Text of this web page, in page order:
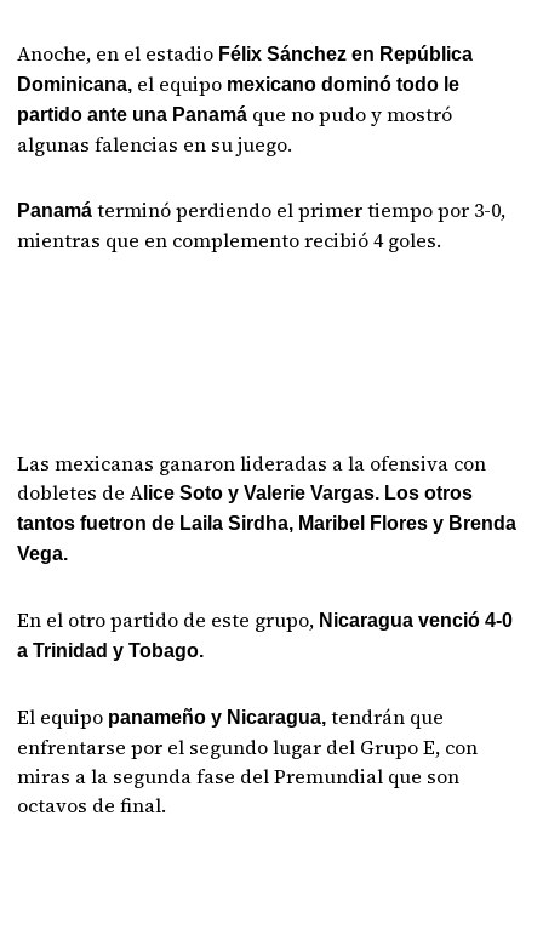
Anoche, en el estadio Félix Sánchez en República
Dominicana, el equipo mexicano dominó todo le
partido ante una Panamá que no pudo y mostró
algunas falencias en su juego.
Panamá terminó perdiendo el primer tiempo por 3-0,
mientras que en complemento recibió 4 goles.
Las mexicanas ganaron lideradas a la ofensiva con
dobletes de A lice Soto y Valerie Vargas. Los otros
tantos fuetron de Laila Sirdha, Maribel Flores y Brenda
Vega.
En el otro partido de este grupo, Nicaragua venció 4-0
a Trinidad y Tobago.
El equipo panameño y Nicaragua, tendrán que
enfrentarse por el segundo lugar del Grupo E, con
miras a la segunda fase del Premundial que son
octavos de final.